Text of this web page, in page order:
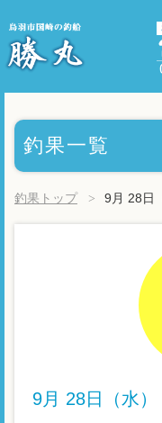
釣果一覧
釣果トップ 9月 28日
9月 28日（水